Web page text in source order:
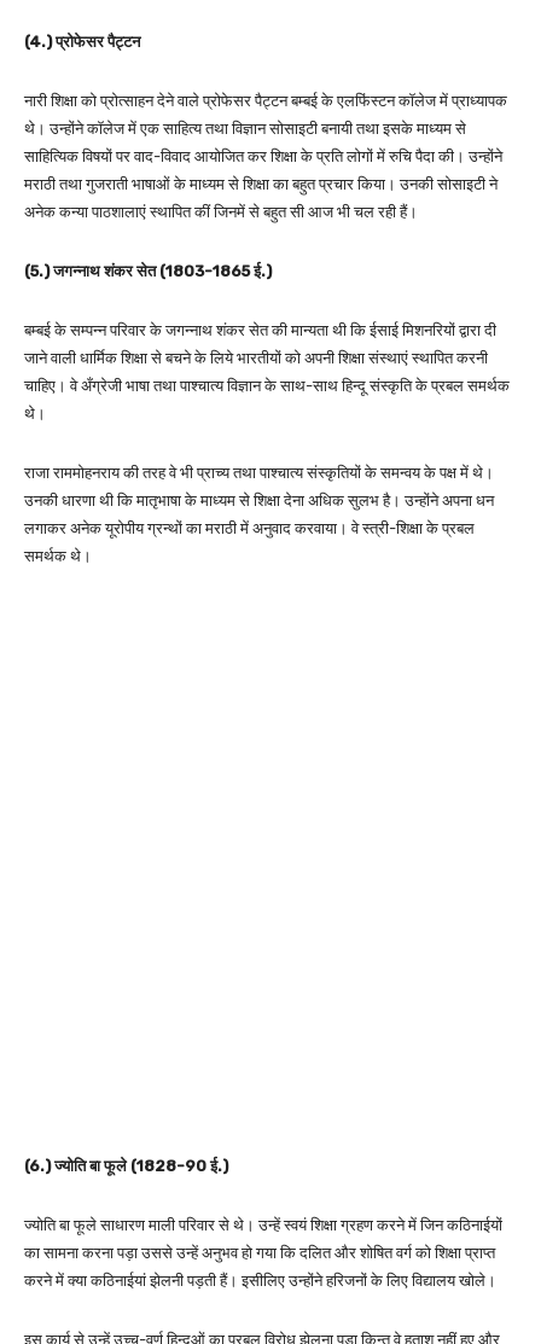
(4.) प्रोफेसर पैट्टन
नारी शिक्षा को प्रोत्साहन देने वाले प्रोफेसर पैट्टन बम्बई के एलफिंस्टन कॉलेज में प्राध्यापक
थे। उन्होंने कॉलेज में एक साहित्य तथा विज्ञान सोसाइटी बनायी तथा इसके माध्यम से
साहित्यिक विषयों पर वाद-विवाद आयोजित कर शिक्षा के प्रति लोगों में रुचि पैदा की। उन्होंने
मराठी तथा गुजराती भाषाओं के माध्यम से शिक्षा का बहुत प्रचार किया। उनकी सोसाइटी ने
अनेक कन्या पाठशालाएं स्थापित कीं जिनमें से बहुत सी आज भी चल रही हैं।
(5.) जगन्नाथ शंकर सेत (1803-1865 ई.)
बम्बई के सम्पन्न परिवार के जगन्नाथ शंकर सेत की मान्यता थी कि ईसाई मिशनरियों द्वारा दी
जाने वाली धार्मिक शिक्षा से बचने के लिये भारतीयों को अपनी शिक्षा संस्थाएं स्थापित करनी
चाहिए। वे अँग्रेजी भाषा तथा पाश्चात्य विज्ञान के साथ-साथ हिन्दू संस्कृति के प्रबल समर्थक
थे।
राजा राममोहनराय की तरह वे भी प्राच्य तथा पाश्चात्य संस्कृतियों के समन्वय के पक्ष में थे।
उनकी धारणा थी कि मातृभाषा के माध्यम से शिक्षा देना अधिक सुलभ है। उन्होंने अपना धन
लगाकर अनेक यूरोपीय ग्रन्थों का मराठी में अनुवाद करवाया। वे स्त्री-शिक्षा के प्रबल
समर्थक थे।
(6.) ज्योति बा फूले (1828-90 ई.)
ज्योति बा फूले साधारण माली परिवार से थे। उन्हें स्वयं शिक्षा ग्रहण करने में जिन कठिनाईयों
का सामना करना पड़ा उससे उन्हें अनुभव हो गया कि दलित और शोषित वर्ग को शिक्षा प्राप्त
करने में क्या कठिनाईयां झेलनी पड़ती हैं। इसीलिए उन्होंने हरिजनों के लिए विद्यालय खोले।
इस कार्य से उन्हें उच्च-वर्ण हिन्दुओं का प्रबल विरोध झेलना पड़ा किन्तु वे हताश नहीं हुए और